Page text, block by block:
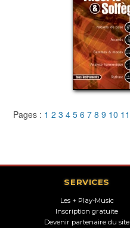
Pages : 1 2 3 4 5 6 7 8 9 10 11
SERVICES
Les + Play-Music
Inscription gratuite
Devenir partenaire du site